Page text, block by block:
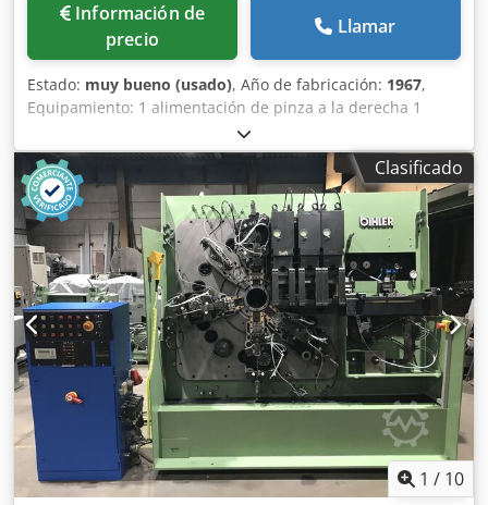
Información de
precio
Llamar
Estado: muy bueno (usado), Año de fabricación: 1967,
Equipamiento: 1 alimentación de pinza a la derecha 1
prensa excéntrica de 90 kN Dodpfel D N Hvex Ahueck 2
unidades de carro estrechas 3 unidades de carro estándar
Campo de trabajo: Diámetro del alambre: 0,5 - 3,5 mm
Ancho de banda: máx. 32 mm Longitud de avance: máx.
170 mm Rendimiento: máx. 250/min
Clasificado
1 / 10